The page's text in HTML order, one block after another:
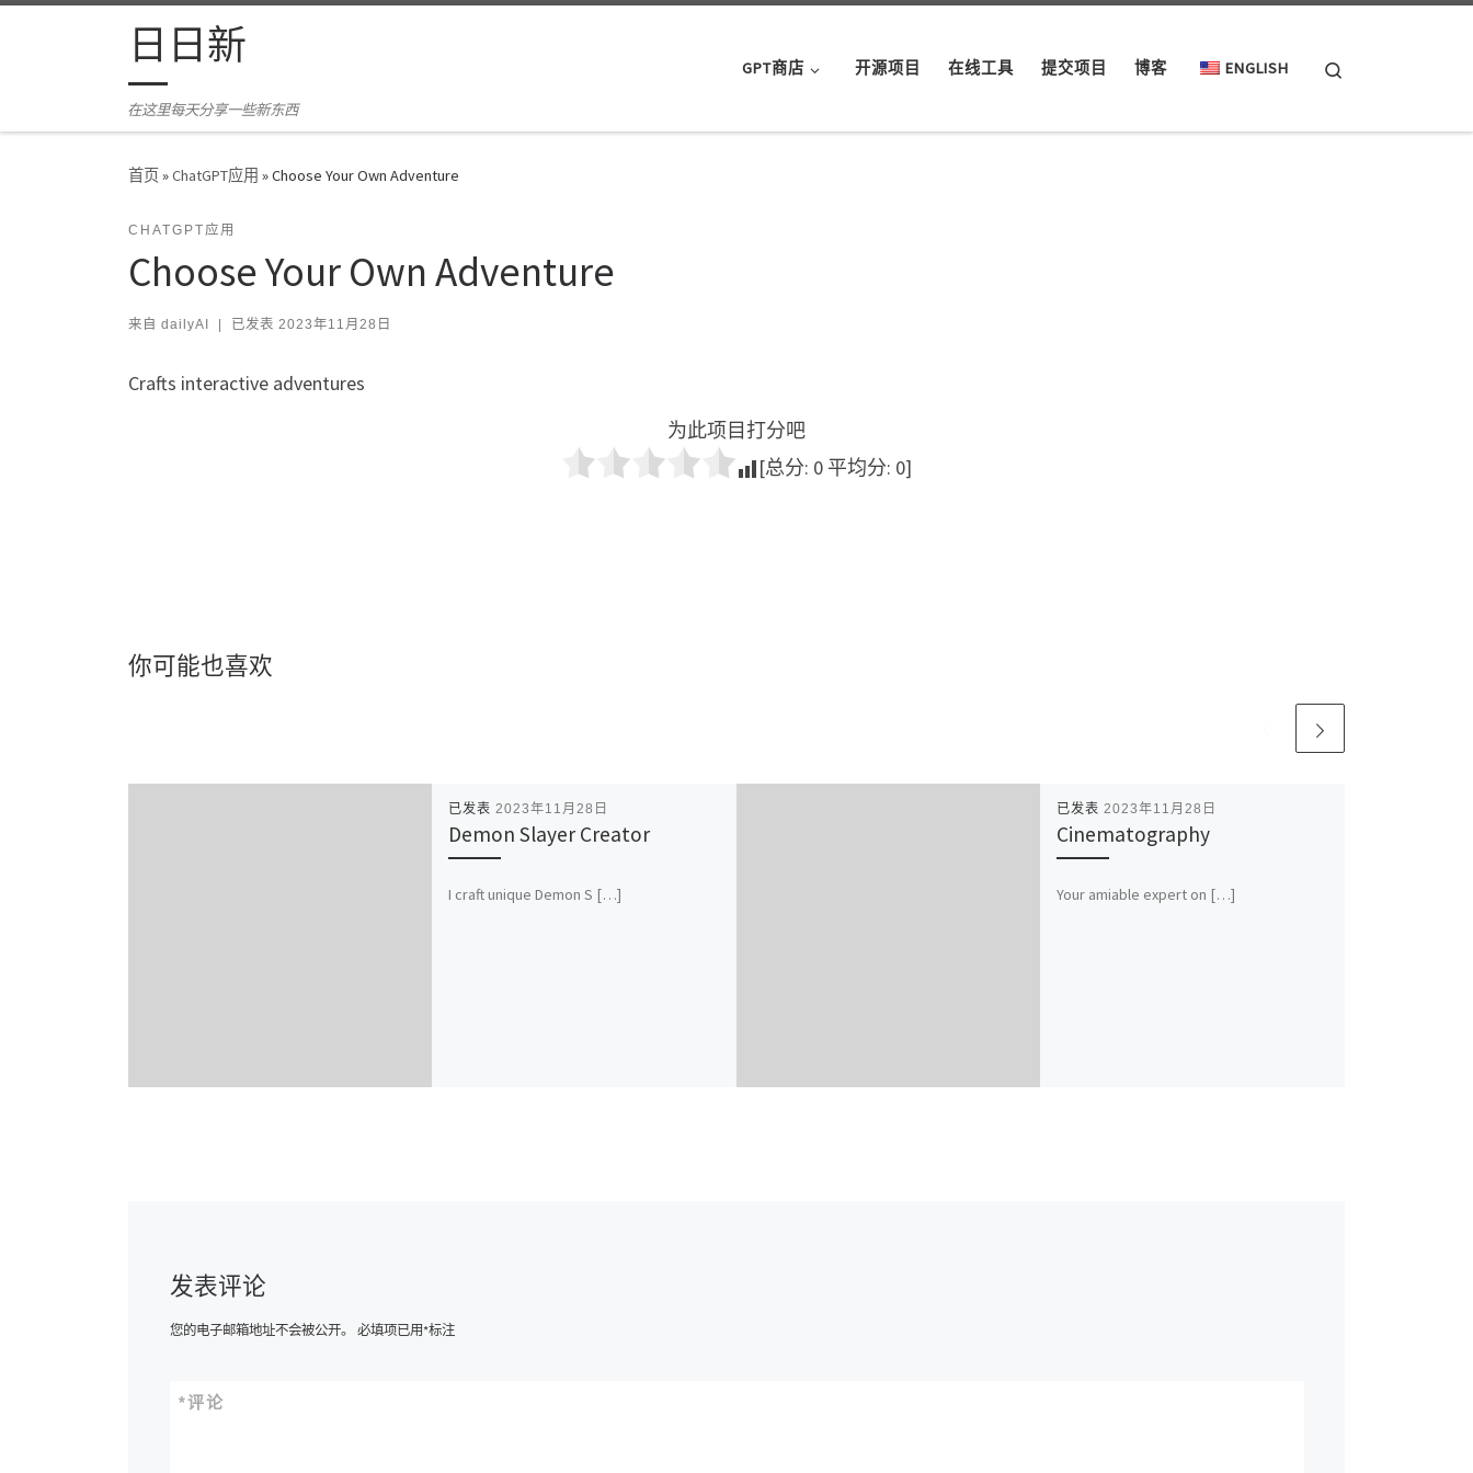
Skip to content日日新
在这里每天分享一些新东西
GPT商店 开源项目 在线工具 提交项目 博客 ENGLISH
首页»ChatGPT应用 »Choose Your Own Adventure
CHATGPT应用
Choose Your Own Adventure
来自 dailyAI 已发表 2023年11月28日
Crafts interactive adventures
为此项目打分吧
[总分: 0 平均分: 0]
你可能也喜欢
已发表 2023年11月28日
Demon Slayer Creator
I craft unique Demon S […]
已发表 2023年11月28日
Cinematography
Your amiable expert on […]
发表评论
您的电子邮箱地址不会被公开。 必填项已用*标注
评论
*